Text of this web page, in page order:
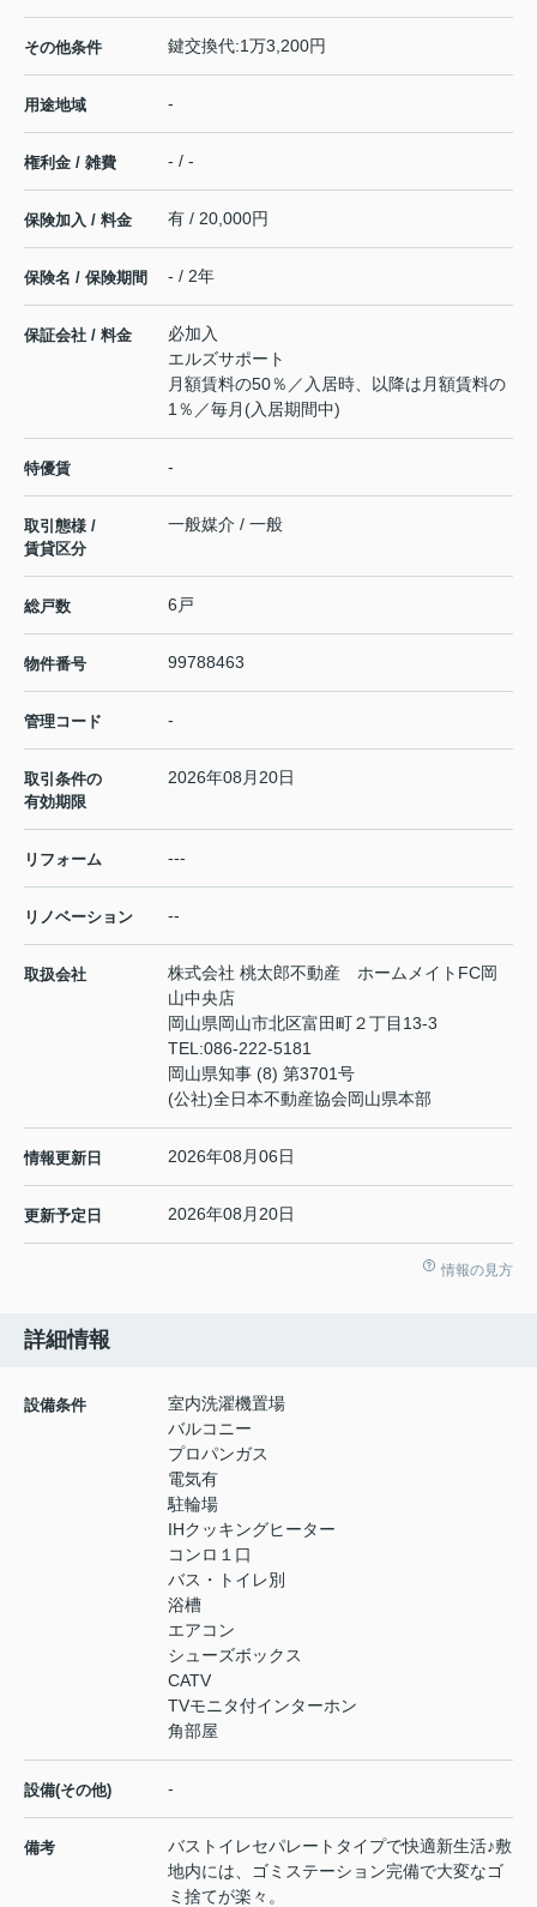
その他条件 鍵交換代:1万3,200円
用途地域 -
権利金 / 雑費 - / -
保険加入 / 料金 有 / 20,000円
保険名 / 保険期間 - / 2年
保証会社 / 料金
必加入
エルズサポート
月額賃料の50％／入居時、以降は月額賃料の
1％／毎月(入居期間中)
特優賃 -
取引態様 /
賃貸区分
一般媒介 / 一般
総戸数 6戸
物件番号 99788463
管理コード -
取引条件の
有効期限
2026年08月20日
リフォーム ---
リノベーション --
取扱会社
株式会社 桃太郎不動産 ホームメイトFC岡
山中央店
岡山県岡山市北区富田町２丁目13-3
TEL:086-222-5181
岡山県知事 (8) 第3701号
(公社)全日本不動産協会岡山県本部
情報更新日 2026年08月06日
更新予定日 2026年08月20日
情報の見方
詳細情報
設備条件
室内洗濯機置場
バルコニー
プロパンガス
電気有
駐輪場
IHクッキングヒーター
コンロ１口
バス・トイレ別
浴槽
エアコン
シューズボックス
CATV
TVモニタ付インターホン
角部屋
設備(その他) -
備考
バストイレセパレートタイプで快適新生活♪敷
地内には、ゴミステーション完備で大変なゴ
ミ捨てが楽々。